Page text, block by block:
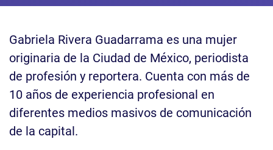
Gabriela Rivera Guadarrama es una mujer
originaria de la Ciudad de México, periodista
de profesión y reportera. Cuenta con más de
10 años de experiencia profesional en
diferentes medios masivos de comunicación
de la capital.